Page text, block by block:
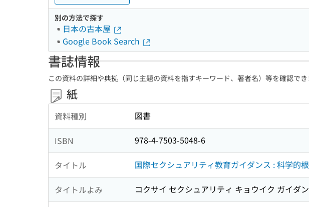
別の方法で探す
日本の古本屋
Google Book Search
書誌情報
この資料の詳細や典拠（同じ主題の資料を指すキーワード、著者名）等を確認でき
紙
資料種別 図書
ISBN 978-4-7503-5048-6
タイトル 国際セクシュアリティ教育ガイダンス : 科学的
タイトルよみ コクサイ セクシュアリティ キョウイク ガイダ